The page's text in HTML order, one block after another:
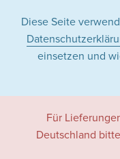
Diese Seite
einsetzen und
Für
Deutschland